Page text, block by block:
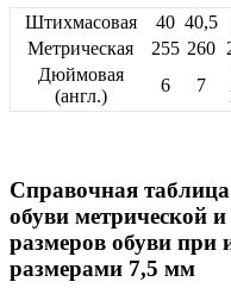
Штихмасовая 40 40,5
Метрическая
255 260
Дюймовая
(англ.)
6 7
Справочная
обуви метрической
размеров обуви
размерами 7,5 мм